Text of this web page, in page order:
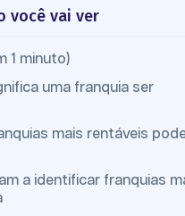
você vai ver
1 minuto)
uma franquia ser
mais rentáveis
a identificar franquias